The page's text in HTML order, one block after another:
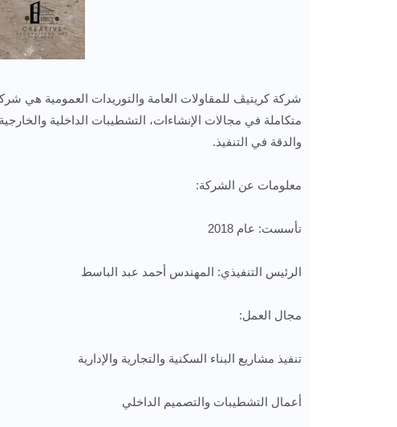
شركة كريتيڤ للمقاولات العامة والتوريدات العمومية هي
متكاملة في مجالات الإنشاءات، التشطيبات الداخلية
والدقة في التنفيذ.
معلومات عن الشركة:
تأسست: عام 2018
الرئيس التنفيذي: المهندس أحمد عبد الباسط
مجال العمل:
تنفيذ مشاريع البناء السكنية والتجارية والإدارية
أعمال التشطيبات والتصميم الداخلي